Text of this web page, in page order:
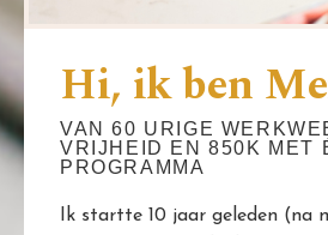
Hi, ik ben
VAN 60 URIGE
VRIJHEID EN 850K MET
PROGRAMMA
Ik startte 10 jaar geleden (na